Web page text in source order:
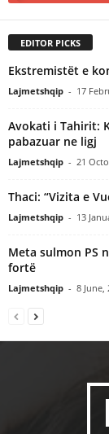
EDITOR PICKS
Ekstremistët e
Lajmetshqip - 17
Avokati i Tahirit:
pabazuar ne ligj
Lajmetshqip - 21
Thaci: “Vizita e
Lajmetshqip - 13
Meta sulmon PS
fortë
Lajmetshqip - 8 June,